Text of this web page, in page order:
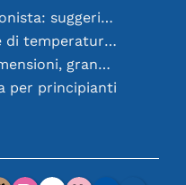
Saldare come un professionista: suggerimenti per connessioni elettroniche perfette
Scegliere il giusto sensore di temperatura [youtube]
Batterie 18650: piccole dimensioni, grandi prestazioni
per principianti